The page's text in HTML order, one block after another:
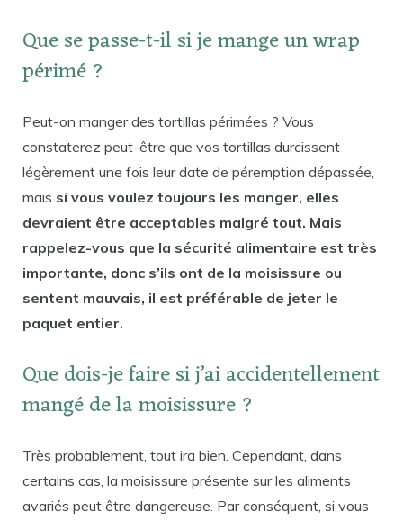
Que se passe-t-il si je mange un wrap
périmé ?
Peut-on manger des tortillas périmées ? Vous
constaterez peut-être que vos tortillas durcissent
légèrement une fois leur date de péremption dépassée,
mais si vous voulez toujours les manger, elles
devraient être acceptables malgré tout. Mais
rappelez-vous que la sécurité alimentaire est très
importante, donc s’ils ont de la moisissure ou
sentent mauvais, il est préférable de jeter le
paquet entier.
Que dois-je faire si j’ai accidentellement
mangé de la moisissure ?
Très probablement, tout ira bien. Cependant, dans
certains cas, la moisissure présente sur les aliments
avariés peut être dangereuse. Par conséquent, si vous